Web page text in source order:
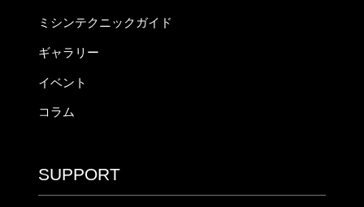
ミシンテクニックガイド
ギャラリー
イベント
コラム
SUPPORT